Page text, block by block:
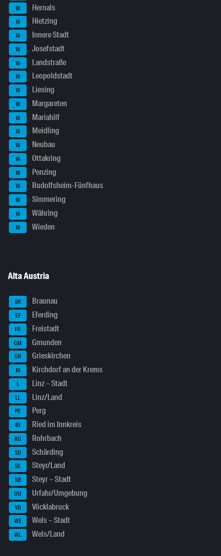
W Hernals
W Hietzing
W Innere Stadt
W Josefstadt
W Landstraße
W Leopoldstadt
W Liesing
W Margareten
W Mariahilf
W Meidling
W Neubau
W Ottakring
W Penzing
W Rudolfsheim-Fünfhaus
W Simmering
W Währing
W Wieden
Alta Austria
BR Braunau
EF Eferding
FR Freistadt
GM Gmunden
GR Grieskirchen
KI Kirchdorf an der Krems
L Linz – Stadt
LL Linz/Land
PE Perg
RI Ried im Innkreis
RO Rohrbach
SD Schärding
SE Steyr/Land
SR Steyr – Stadt
UU Urfahr/Umgebung
VB Vöcklabruck
WE Wels – Stadt
WL Wels/Land